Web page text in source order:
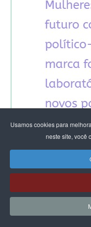
Usamos cookies para
neste site, você